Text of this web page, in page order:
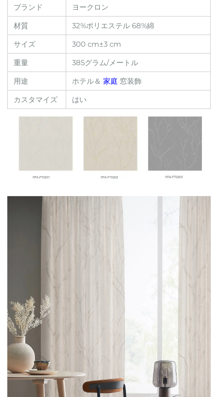
ブランド
ヨークロン
材質
32%ポリエステル 68%綿
サイズ
300 cm±3 cm
重量
385グラム/メートル
用途
ホテル＆ 家庭 窓装飾
カスタマイズ
はい